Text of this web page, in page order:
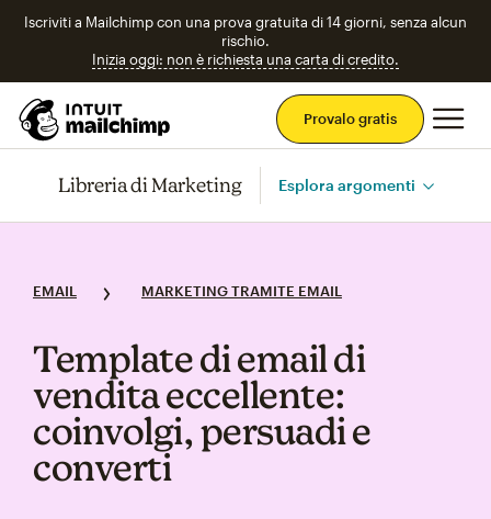
Iscriviti a Mailchimp con una prova gratuita di 14 giorni, senza alcun
rischio.
Inizia oggi: non è richiesta una carta di credito.
Provalo gratis
Libreria di Marketing Esplora argomenti
EMAIL MARKETING TRAMITE EMAIL
Template di email di
vendita eccellente:
coinvolgi, persuadi e
converti